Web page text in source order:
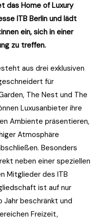
das Home of Luxury
ITB Berlin und lädt
ein, sich in einer
zu treffen.
aus drei exklusiven
für
The Nest und The
Luxusanbieter ihre
Ambiente präsentieren,
Atmosphäre
Besonders
neben einer speziellen
Mitglieder des ITB
ist auf nur
Jahr beschränkt und
Freizeit,